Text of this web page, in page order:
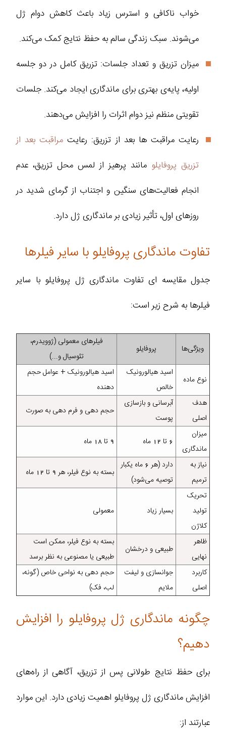
خواب ناکافی و استرس زیاد باعث کاهش دوام ژل
می‌شوند. سبک زندگی سالم به حفظ نتایج کمک می‌کند.
میزان تزریق و تعداد جلسات: تزریق کامل در دو جلسه
اولیه، پایه‌ی بهتری برای ماندگاری ایجاد می‌کند. جلسات
تقویتی منظم نیز دوام اثرات را افزایش می‌دهند.
رعایت مراقبت ها بعد از تزریق: رعایت مراقبت بعد از
تزریق پروفایلو مانند پرهیز از لمس محل تزریق، عدم
انجام فعالیت‌های سنگین و اجتناب از گرمای شدید در
روزهای اول، تأثیر زیادی بر ماندگاری ژل دارد.
تفاوت ماندگاری پروفایلو با سایر فیلرها
جدول مقایسه ای تفاوت ماندگاری ژل پروفایلو با سایر
فیلرها به شرح زیر است:
ویژگی‌ها پروفایلو
فیلرهای معمولی (ژوویدرم،
تئوسیال و...)
نوع ماده
اسید هیالورونیک
خالص
اسید هیالورونیک + عوامل حجم‌
دهنده
هدف
اصلی
آبرسانی و بازسازی
پوست
حجم‌ دهی و فرم‌ دهی به صورت
میزان
ماندگاری
6 تا 12 ماه 9 تا 18 ماه
نیاز به
ترمیم
دارد (هر 6 ماه یکبار
توصیه می‌شود)
بسته به نوع فیلر، هر 9 تا 12 ماه
تحریک
تولید
کلاژن
بسیار زیاد معمولی
ظاهر
نهایی
طبیعی و درخشان
بسته به نوع فیلر، ممکن است
طبیعی یا مصنوعی به نظر برسد
کاربرد
اصلی
جوانسازی و لیفت
ملایم
حجم‌ دهی به نواحی خاص (گونه،
لب، فک)
چگونه ماندگاری ژل پروفایلو را افزایش
دهیم؟
برای حفظ نتایج طولانی‌ پس از تزریق، آگاهی از راه‌های
افزایش ماندگاری ژل پروفایلو اهمیت زیادی دارد. این موارد
عبارتند از: